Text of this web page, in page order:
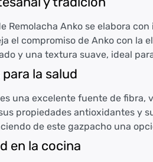
Remolacha Anko se elabora
el compromiso de Anko con la
y una textura suave, ideal
la salud
una excelente fuente de fibra,
propiedades antioxidantes y
de este gazpacho una
en la cocina